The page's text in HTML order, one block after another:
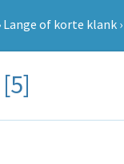
Lange of korte klank ›